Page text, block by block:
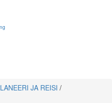
JA REISI /